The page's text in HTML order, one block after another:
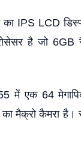
IPS LCD
है जो
में एक 64
मैक्रो कैमरा है।